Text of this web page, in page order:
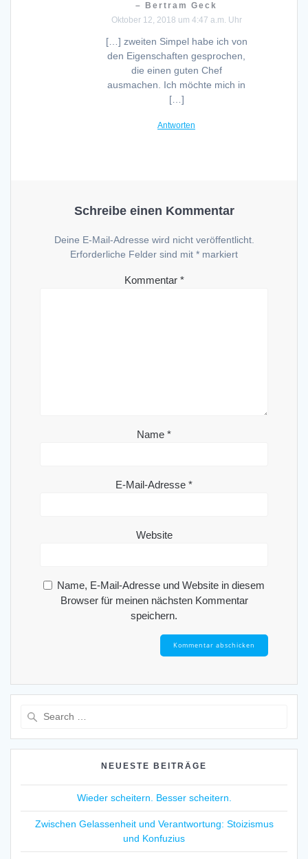
– Bertram Geck
Oktober 12, 2018 um 4:47 a.m. Uhr
[…] zweiten Simpel habe ich von
den Eigenschaften gesprochen,
die einen guten Chef
ausmachen. Ich möchte mich in
[…]
Antworten
Schreibe einen Kommentar
Deine E-Mail-Adresse wird nicht veröffentlicht.
Erforderliche Felder sind mit * markiert
Kommentar *
Name *
E-Mail-Adresse *
Website
Name, E-Mail-Adresse und Website in diesem
Browser für meinen nächsten Kommentar
speichern.
NEUESTE BEITRÄGE
Wieder scheitern. Besser scheitern.
Zwischen Gelassenheit und Verantwortung: Stoizismus
und Konfuzius